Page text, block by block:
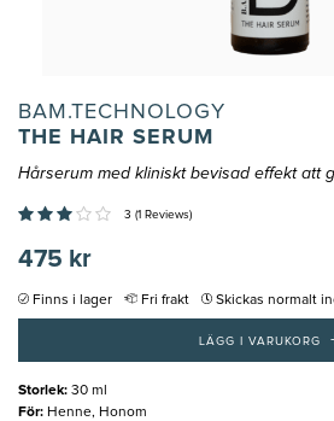
BAM.TECHNOLOGY
THE HAIR SERUM
Hårserum med kliniskt bevisad effekt att
3 (1 Reviews)
475 kr
Finns i lager Fri frakt Skickas normalt
LÄGG I VARUKORG
Storlek: 30 ml
För: Henne, Honom